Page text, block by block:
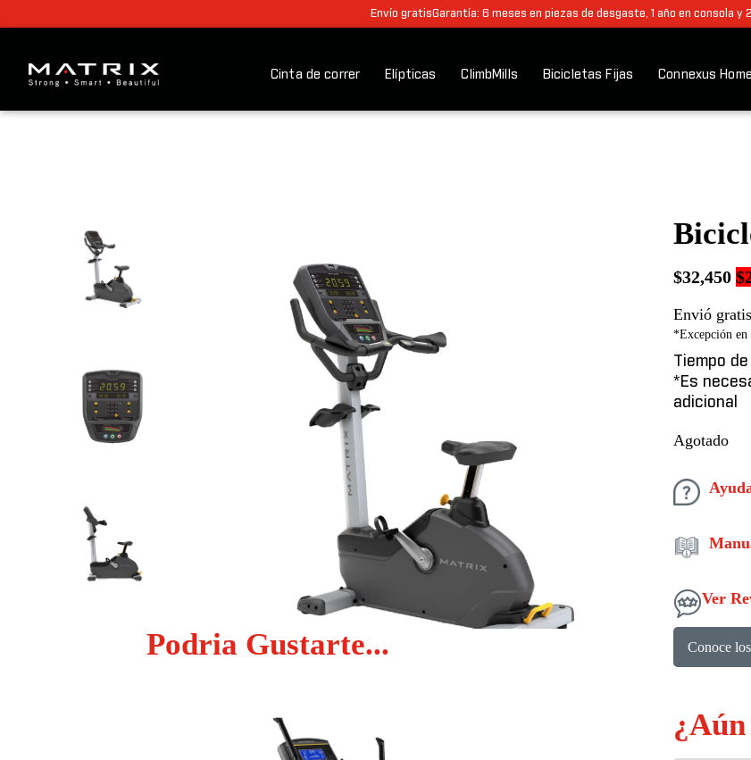
Envío gratisGarantía: 6 meses en piezas de desgaste, 1 año en consola y
Cinta de correr Elípticas ClimbMills Bicicletas Fijas Connexus Home
Podria Gustarte...
$32,450 $
Envió
*Excepción en
Tiempo
*Es
adicional
Agotado
Ver
Conoce los
¿Aún